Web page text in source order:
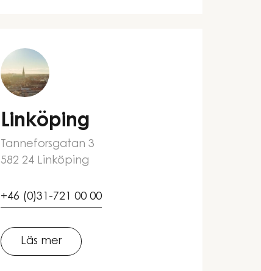
Linköping
Tanneforsgatan 3
582 24 Linköping
+46 (0)31-721 00 00
Läs mer